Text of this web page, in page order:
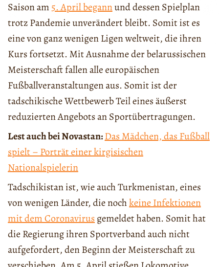
Saison am5. April begannund dessen Spielplan
trotz Pandemie unverändert bleibt. Somit ist es
eine von ganz wenigen Ligen weltweit, die ihren
Kurs fortsetzt. Mit Ausnahme der belarussischen
Meisterschaft fallen alle europäischen
Fußballveranstaltungen aus. Somit ist der
tadschikische Wettbewerb Teil eines äußerst
reduzierten Angebots an Sportübertragungen.
Lest auch bei Novastan:Das Mädchen, das Fußball
spielt – Porträt einer kirgisischen
Nationalspielerin
Tadschikistan ist, wie auch Turkmenistan, eines
von wenigen Länder, die nochkeine Infektionen
mit dem Coronavirus gemeldet haben. Somit hat
die Regierung ihren Sportverband auch nicht
aufgefordert, den Beginn der Meisterschaft zu